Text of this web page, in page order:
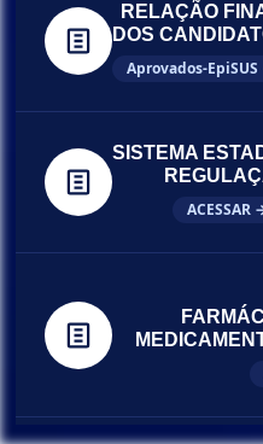
RELAÇÃO
DOS
Aprovados-
SISTEMA
ACESSAR